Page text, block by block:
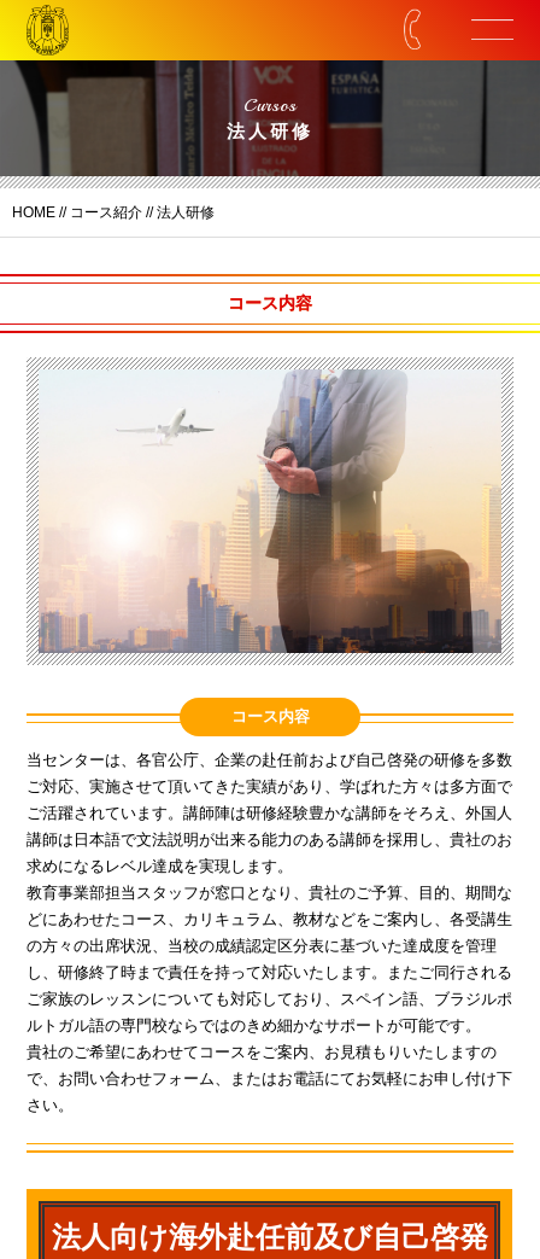
Cursos
法人研修
HOME // コース紹介 // 法人研修
コース内容
コース内容
当センターは、各官公庁、企業の赴任前および自己啓発の研修を多数
ご対応、実施させて頂いてきた実績があり、学ばれた方々は多方面で
ご活躍されています。講師陣は研修経験豊かな講師をそろえ、外国人
講師は日本語で文法説明が出来る能力のある講師を採用し、貴社のお
求めになるレベル達成を実現します。
教育事業部担当スタッフが窓口となり、貴社のご予算、目的、期間な
どにあわせたコース、カリキュラム、教材などをご案内し、各受講生
の方々の出席状況、当校の成績認定区分表に基づいた達成度を管理
し、研修終了時まで責任を持って対応いたします。またご同行される
ご家族のレッスンについても対応しており、スペイン語、ブラジルポ
ルトガル語の専門校ならではのきめ細かなサポートが可能です。
貴社のご希望にあわせてコースをご案内、お見積もりいたしますの
で、お問い合わせフォーム、またはお電話にてお気軽にお申し付け下
さい。
法人向け海外赴任前及び自己啓発